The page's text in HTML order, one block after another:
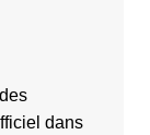
dans